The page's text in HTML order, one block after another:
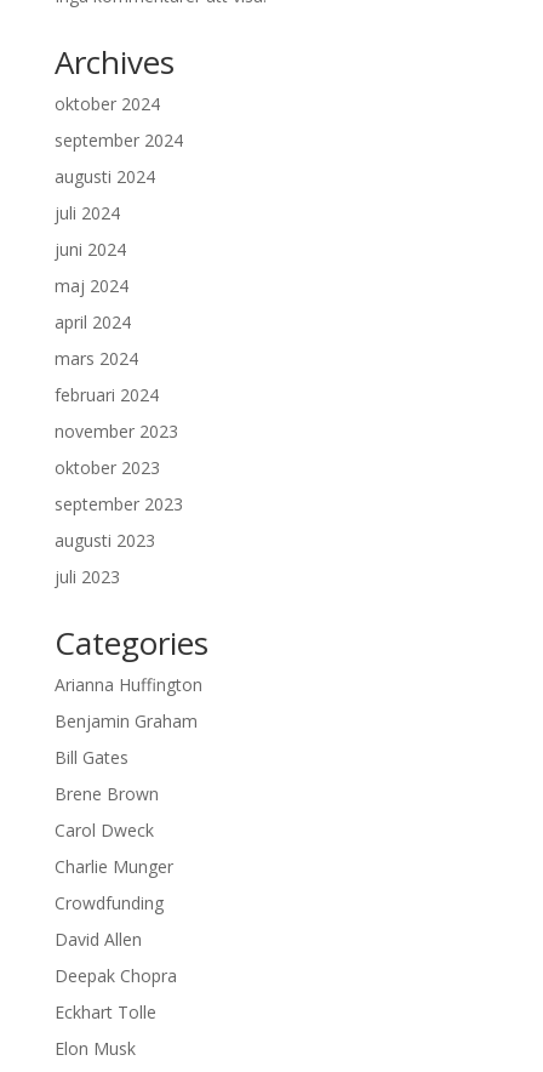
Archives
oktober 2024
september 2024
augusti 2024
juli 2024
juni 2024
maj 2024
april 2024
mars 2024
februari 2024
november 2023
oktober 2023
september 2023
augusti 2023
juli 2023
Categories
Arianna Huffington
Benjamin Graham
Bill Gates
Brene Brown
Carol Dweck
Charlie Munger
Crowdfunding
David Allen
Deepak Chopra
Eckhart Tolle
Elon Musk